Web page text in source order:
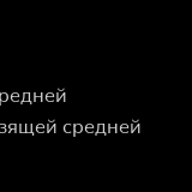
средней